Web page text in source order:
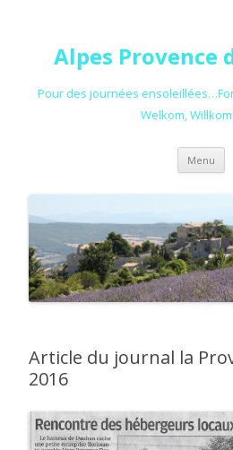
Alpes Provence
Pour des journées
Welkom,
Menu
Article du journal la
2016